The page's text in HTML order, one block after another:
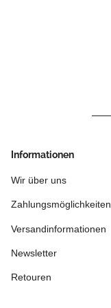
Informationen
Wir über uns
Zahlungsmöglichkeiten
Versandinformationen
Newsletter
Retouren